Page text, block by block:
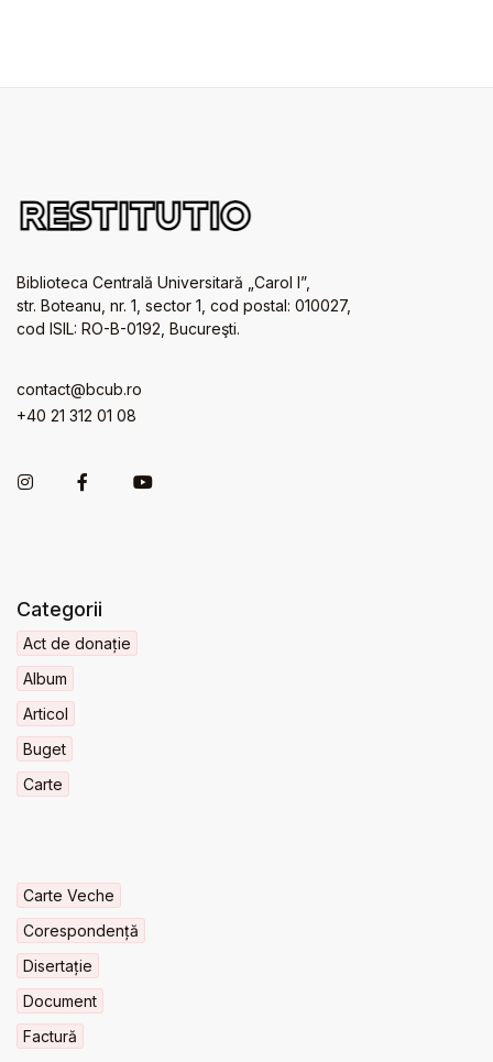
Biblioteca Centrală Universitară „Carol I”,
str. Boteanu, nr. 1, sector 1, cod postal: 010027,
cod ISIL: RO-B-0192, Bucureşti.
contact@bcub.ro
+40 21 312 01 08
Categorii
Act de donație
Album
Articol
Buget
Carte
Carte Veche
Corespondență
Disertație
Document
Factură